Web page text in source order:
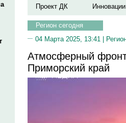
Проект ДК
Инновации
Регион сегодня
04 Марта 2025, 13:41 |
Атмосферный
Приморский край